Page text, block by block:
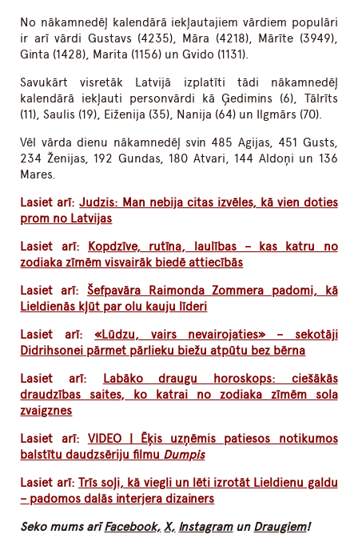
No nākamnedēļ kalendārā iekļautajiem vārdiem populāri
ir arī vārdi Gustavs (4235), Māra (4218), Mārīte (3949),
Ginta (1428), Marita (1156) un Gvido (1131).
Savukārt visretāk Latvijā izplatīti tādi nākamnedēļ
kalendārā iekļauti personvārdi kā Ģedimins (6), Tālrīts
(11), Saulis (19), Eiženija (35), Nanija (64) un Ilgmārs (70).
Vēl vārda dienu nākamnedēļ svin 485 Agijas, 451 Gusts,
234 Ženijas, 192 Gundas, 180 Atvari, 144 Aldoņi un 136
Mares.
Lasiet arī:Judzis: Man nebija citas izvēles, kā vien doties
prom no Latvijas
Lasiet arī:
Kopdzīve, rutīna, laulības – kas katru no
zodiaka zīmēm visvairāk biedē attiecībās
Lasiet arī: Šefpavāra Raimonda Zommera padomi, kā
Lieldienās kļūt par olu kauju līderi
Lasiet arī:«Lūdzu, vairs nevairojaties» – sekotāji
Didrihsonei pārmet pārlieku biežu atpūtu bez bērna
Lasiet arī:
Labāko draugu horoskops: ciešākās
draudzības saites, ko katrai no zodiaka zīmēm sola
zvaigznes
Lasiet arī: VIDEO | Ēķis uzņēmis patiesos notikumos
balstītu daudzsēriju filmu Dumpis
Lasiet arī: Trīs soļi, kā viegli un lēti izrotāt Lieldienu galdu
– padomos dalās interjera dizainers
Seko mums arīFacebook, X, Instagramun Draugiem!